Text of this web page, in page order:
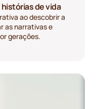
histórias de vida
ao descobrir a
as narrativas e
gerações.